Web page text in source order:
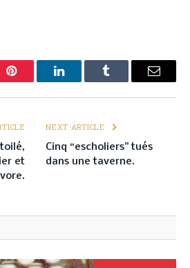
Pinterest LinkedInTumblr Email
et
NEXT ARTICLE
Cinq “escholiers” tués
dans une taverne.